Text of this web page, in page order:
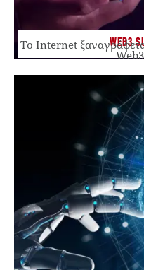
WEB3
Το Internet